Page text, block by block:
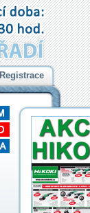
Registrace